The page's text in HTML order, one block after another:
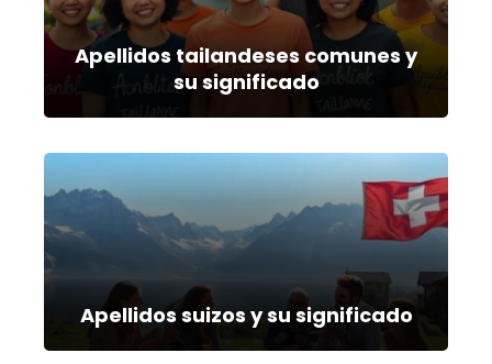
Apellidos tailandeses comunes y
su significado
Apellidos suizos y su significado